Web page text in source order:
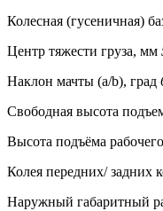
Колесная (гусеничная)
Центр тяжести груза, мм
Наклон мачты (a/b), град
Свободная высота
Высота подъёма
Колея передних/ задних
Наружный габаритный